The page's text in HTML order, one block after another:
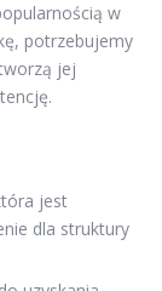
w
potrzebujemy
jej
jest
dla struktury